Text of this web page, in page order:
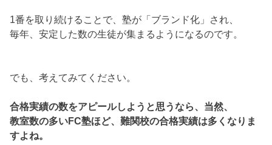
1番を取り続けることで、塾が「ブランド化」され、
毎年、安定した数の生徒が集まるようになるのです。
でも、考えてみてください。
合格実績の数をアピールしようと思うなら、当然、
教室数の多いFC塾ほど、難関校の合格実績は多くなりま
すよね。